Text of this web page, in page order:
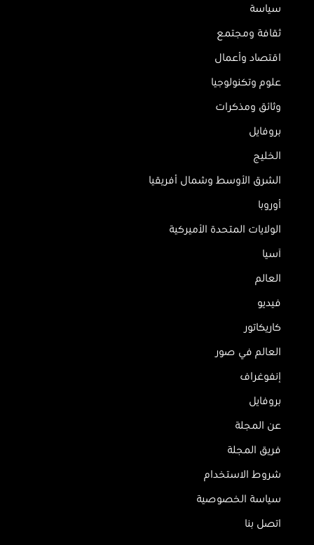
سياسة
ثقافة ومجتمع
اقتصاد وأعمال
علوم وتكنولوجيا
وثائق ومذكرات
بروفايل
الخليج
الشرق الأوسط وشمال أفريقيا
أوروبا
الولايات المتحدة الأميركية
آسيا
العالم
فيديو
كاريكاتور
العالم في صور
إنفوغراف
بروفايل
عن المجلة
فريق المجلة
شروط الاستخدام
سياسة الخصوصية
اتصل بنا